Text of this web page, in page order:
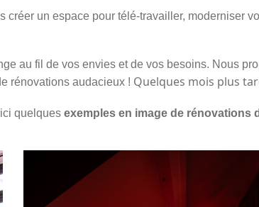
créer un espace pour télé-travailler, moderniser
au fil de vos envies et de vos besoins. Nous
rénovations audacieux ! Quelques mois plus
quelques exemples en image de rénovations